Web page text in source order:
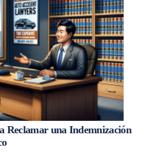
Reclamar una Indemnización